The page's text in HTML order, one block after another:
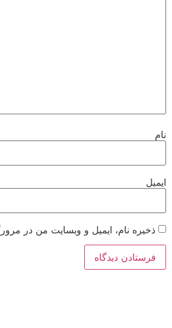
نام
ایمیل
ذخیره نام، ایمیل و وبسایت من در